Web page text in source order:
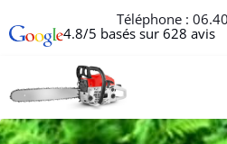
Téléphone :
4.8/5 basés sur 628 avis